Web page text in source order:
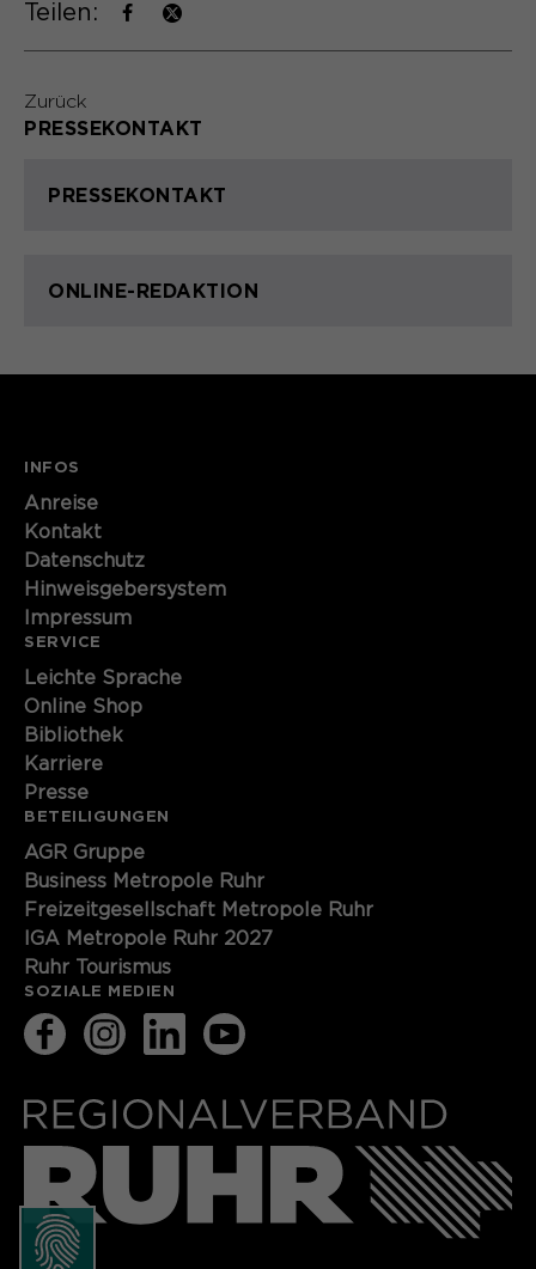
Teilen:
Zurück
PRESSEKONTAKT
PRESSEKONTAKT
ONLINE-REDAKTION
INFOS
Anreise
Kontakt
Datenschutz
Hinweisgebersystem
Impressum
SERVICE
Leichte Sprache
Online Shop
Bibliothek
Karriere
Presse
BETEILIGUNGEN
AGR Gruppe
Business Metropole Ruhr
Freizeitgesellschaft Metropole Ruhr
IGA Metropole Ruhr 2027
Ruhr Tourismus
SOZIALE MEDIEN